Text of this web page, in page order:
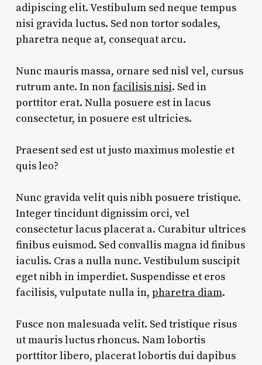
adipiscing elit. Vestibulum sed neque tempus
nisi gravida luctus. Sed non tortor sodales,
pharetra neque at, consequat arcu.
Nunc mauris massa, ornare sed nisl vel, cursus
rutrum ante. In nonfacilisis nisi. Sed in
porttitor erat. Nulla posuere est in lacus
consectetur, in posuere est ultricies.
Praesent sed est ut justo maximus molestie et
quis leo?
Nunc gravida velit quis nibh posuere tristique.
Integer tincidunt dignissim orci, vel
consectetur lacus placerat a. Curabitur ultrices
finibus euismod. Sed convallis magna id finibus
iaculis. Cras a nulla nunc. Vestibulum suscipit
eget nibh in imperdiet. Suspendisse et eros
facilisis, vulputate nulla in, pharetra diam.
Fusce non malesuada velit. Sed tristique risus
ut mauris luctus rhoncus. Nam lobortis
porttitor libero, placerat lobortis dui dapibus